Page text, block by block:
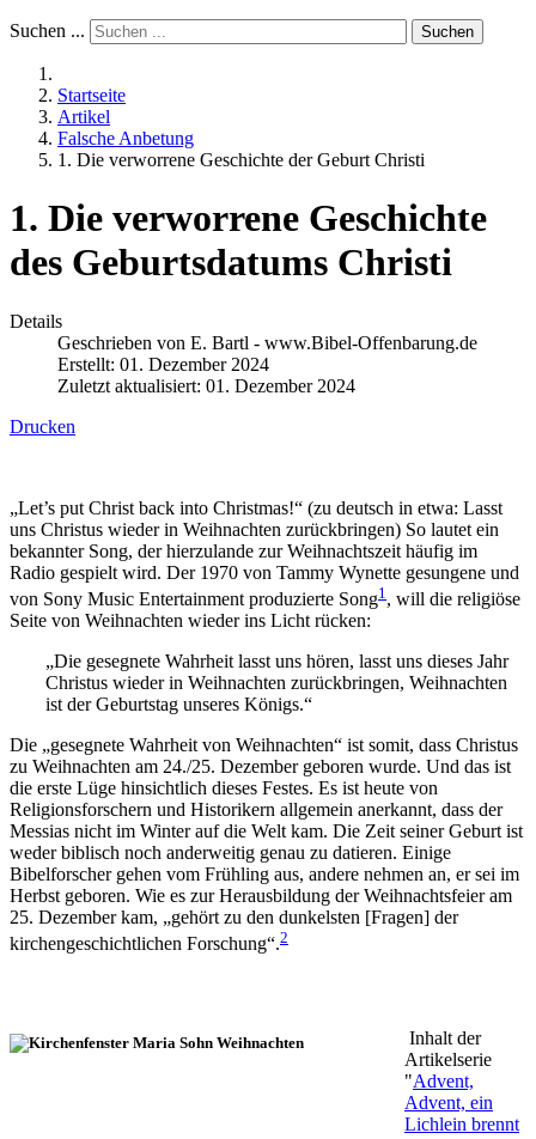
Suchen ... Suchen
Startseite
Artikel
Falsche Anbetung
1. Die verworrene Geschichte der Geburt Christi
1. Die verworrene Geschichte
des Geburtsdatums Christi
Details
Geschrieben von E. Bartl - www.Bibel-Offenbarung.de
Erstellt: 01. Dezember 2024
Zuletzt aktualisiert: 01. Dezember 2024
Drucken
„Let’s put Christ back into Christmas!“ (zu deutsch in etwa: Lasst
uns Christus wieder in Weihnachten zurückbringen) So lautet ein
bekannter Song, der hierzulande zur Weihnachtszeit häufig im
Radio gespielt wird. Der 1970 von Tammy Wynette gesungene und
von Sony Music Entertainment produzierte Song1 , will die religiöse
Seite von Weihnachten wieder ins Licht rücken:
„Die gesegnete Wahrheit lasst uns hören, lasst uns dieses Jahr
Christus wieder in Weihnachten zurückbringen, Weihnachten
ist der Geburtstag unseres Königs.“
Die „gesegnete Wahrheit von Weihnachten“ ist somit, dass Christus
zu Weihnachten am 24./25. Dezember geboren wurde. Und das ist
die erste Lüge hinsichtlich dieses Festes. Es ist heute von
Religionsforschern und Historikern allgemein anerkannt, dass der
Messias nicht im Winter auf die Welt kam. Die Zeit seiner Geburt ist
weder biblisch noch anderweitig genau zu datieren. Einige
Bibelforscher gehen vom Frühling aus, andere nehmen an, er sei im
Herbst geboren. Wie es zur Herausbildung der Weihnachtsfeier am
25. Dezember kam, „gehört zu den dunkelsten [Fragen] der
kirchengeschichtlichen Forschung“.2
Inhalt der
Artikelserie
"Advent,
Advent, ein
Lichlein brennt